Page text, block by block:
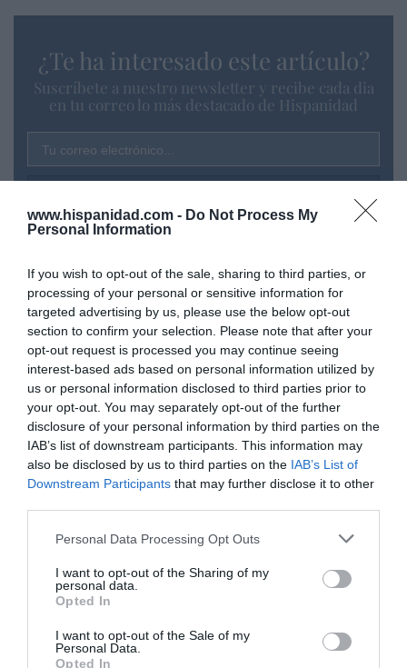
www.hispanidad.com - Do Not Process My
Personal Information
If you wish to opt-out of the sale, sharing to third parties, or
processing of your personal or sensitive information for
targeted advertising by us, please use the below opt-out
section to confirm your selection. Please note that after your
opt-out request is processed you may continue seeing
interest-based ads based on personal information utilized by
us or personal information disclosed to third parties prior to
your opt-out. You may separately opt-out of the further
disclosure of your personal information by third parties on the
IAB’s list of downstream participants. This information may
also be disclosed by us to third parties on the IAB’s List of
Downstream Participants that may further disclose it to other
Personal Data Processing Opt Outs
I want to opt-out of the Sharing of my
personal data.
Opted In
I want to opt-out of the Sale of my
Personal Data.
Opted In
¿Te ha interesado este artículo?
Suscríbete a nuestro newsletter y recibe cada dia
en tu correo lo más destacado de Hispanidad
Tu correo electrónico...
He leído y acepto las condiciones legales
Hoy destacamos
ECONOMÍA
El divorcio imposible de los Entrecanales:
reputación en entredicho
Cristina Martín